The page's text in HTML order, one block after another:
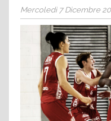
Mercoledì 7 Dicembre